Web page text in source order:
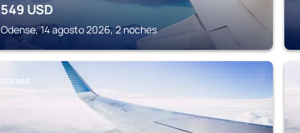
549 USD
Odense, 14 agosto 2026, 2 noches
ODENSE